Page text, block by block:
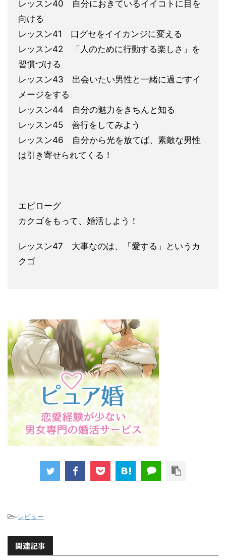
レッスン40 自分におきているイイコトに目を
向ける
レッスン41 口グセをイイカンジに変える
レッスン42 「人のために行動する楽しさ」を
習慣づける
レッスン43 出会いたい男性と一緒に過 ごすイ
メージをする
レッスン44 自分の魅力をきちんと知る
レッスン45 善行をしてみよう
レッスン46 自分から光を放てば、素敵な男性
は引き寄せられてくる！
エピローグ
カクゴをもって、婚活しよう！
レッスン47 大事なのは、「愛する」というカ
クゴ
-レビュー
関連記事